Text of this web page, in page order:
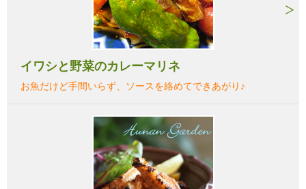
イワシと野菜のカレーマリネ
お魚だけど手間いらず、ソースを絡めてできあがり♪